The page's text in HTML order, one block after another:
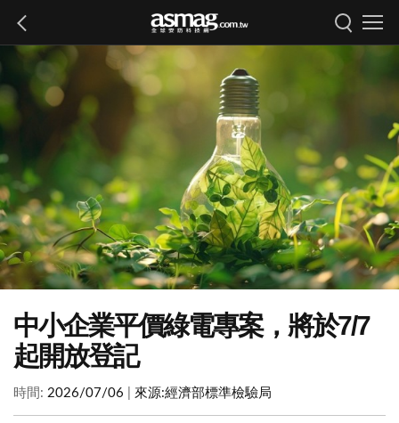
中小企業平價綠電專案，將於7/7
起開放登記
時間: 2026/07/06 來源:經濟部標準檢驗局